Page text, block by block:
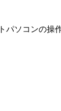
パソコンの操